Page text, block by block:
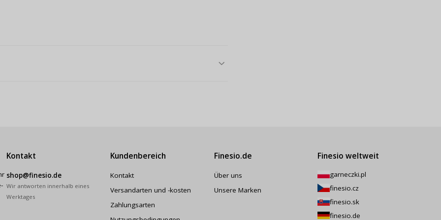
Kontakt
shop@finesio.de
Wir antworten innerhalb eines
Werktages
Kundenbereich
Kontakt
Versandarten und -kosten
Zahlungsarten
Finesio.de
Über uns
Unsere Marken
Finesio weltweit
garneczki.pl
finesio.cz
finesio.sk
finesio.de